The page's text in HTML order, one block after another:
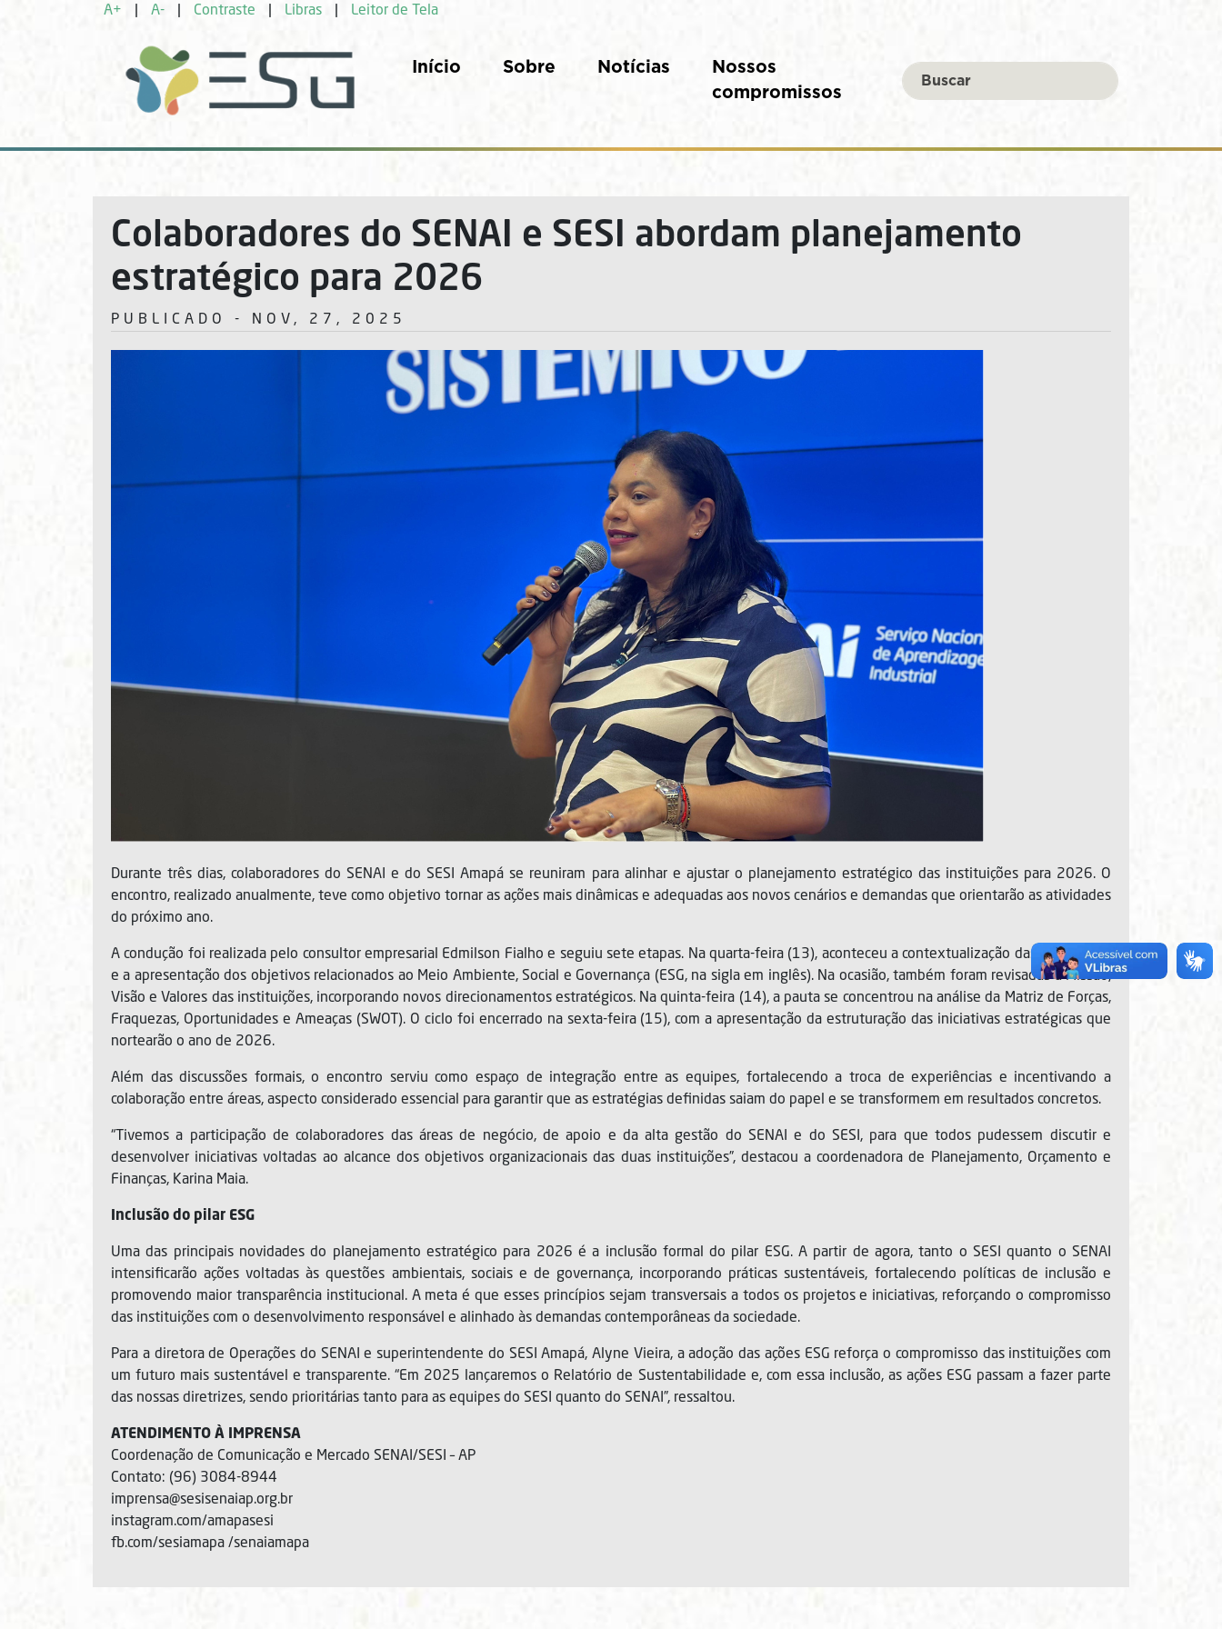
A+ A- Contraste Libras Leitor de Tela
Início Sobre Notícias
Nossos
compromissos
Colaboradores do SENAI e SESI abordam planejamento
estratégico para 2026
PUBLICADO - NOV, 27, 2025
Durante três dias, colaboradores do SENAI e do SESI Amapá se reuniram para alinhar e ajustar o planejamento estratégico das instituições para 2026. O
encontro, realizado anualmente, teve como objetivo tornar as ações mais dinâmicas e adequadas aos novos cenários e demandas que orientarão as atividades
do próximo ano.
A condução foi realizada pelo consultor empresarial Edmilson Fialho e seguiu sete etapas. Na quarta-feira (13), aconteceu a contextualização das estratégias
e a apresentação dos objetivos relacionados ao Meio Ambiente, Social e Governança (ESG, na sigla em inglês). Na ocasião, também foram revisadas a Missão,
Visão e Valores das instituições, incorporando novos direcionamentos estratégicos. Na quinta-feira (14), a pauta se concentrou na análise da Matriz de Forças,
Fraquezas, Oportunidades e Ameaças (SWOT). O ciclo foi encerrado na sexta-feira (15), com a apresentação da estruturação das iniciativas estratégicas que
nortearão o ano de 2026.
Além das discussões formais, o encontro serviu como espaço de integração entre as equipes, fortalecendo a troca de experiências e incentivando a
colaboração entre áreas, aspecto considerado essencial para garantir que as estratégias definidas saiam do papel e se transformem em resultados concretos.
“Tivemos a participação de colaboradores das áreas de negócio, de apoio e da alta gestão do SENAI e do SESI, para que todos pudessem discutir e
desenvolver iniciativas voltadas ao alcance dos objetivos organizacionais das duas instituições”, destacou a coordenadora de Planejamento, Orçamento e
Finanças, Karina Maia.
Inclusão do pilar ESG
Uma das principais novidades do planejamento estratégico para 2026 é a inclusão formal do pilar ESG. A partir de agora, tanto o SESI quanto o SENAI
intensificarão ações voltadas às questões ambientais, sociais e de governança, incorporando práticas sustentáveis, fortalecendo políticas de inclusão e
promovendo maior transparência institucional. A meta é que esses princípios sejam transversais a todos os projetos e iniciativas, reforçando o compromisso
das instituições com o desenvolvimento responsável e alinhado às demandas contemporâneas da sociedade.
Para a diretora de Operações do SENAI e superintendente do SESI Amapá, Alyne Vieira, a adoção das ações ESG reforça o compromisso das instituições com
um futuro mais sustentável e transparente. “Em 2025 lançaremos o Relatório de Sustentabilidade e, com essa inclusão, as ações ESG passam a fazer parte
das nossas diretrizes, sendo prioritárias tanto para as equipes do SESI quanto do SENAI”, ressaltou.
ATENDIMENTO À IMPRENSA
Coordenação de Comunicação e Mercado SENAI/SESI – AP
Contato: (96) 3084-8944
imprensa@sesisenaiap.org.br
instagram.com/amapasesi
fb.com/sesiamapa /senaiamapa